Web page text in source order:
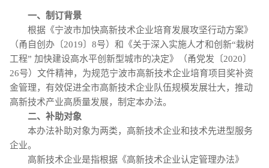
一、制订背景
根据《宁波市加快高新技术企业培育发展攻坚行动方案》
（甬自创办〔2019〕8号）和《关于深入实施人才和创新“栽树
工程” 加快建设高水平创新型城市的决定》（甬党发〔2020〕
26号）文件精神，为规范宁波市高新技术企业培育项目奖补资
金管理，有效促进全市高新技术企业队伍规模发展壮大，推动
高新技术产业高质量发展，制定本办法。
二、补助对象
本办法补助对象为两类，高新技术企业和技术先进型服务
企业。
高新技术企业是指根据《高新技术企业认定管理办法》